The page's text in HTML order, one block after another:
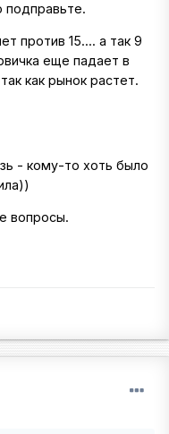
подправьте.
против 15.... а так 9
еще падает в
как рынок растет.
- кому-то хоть было
вопросы.